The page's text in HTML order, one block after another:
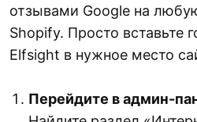
отзывами Google на
Shopify. Просто вставьте
Elfsight в нужное место
Перейдите в админ-